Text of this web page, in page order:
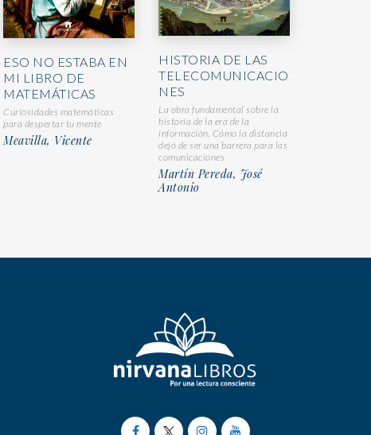
ESO NO ESTABA EN
MI LIBRO DE
MATEMÁTICAS
Curiosidades matemáticas
para despertar tu mente
Meavilla, Vicente
HISTORIA DE LAS
TELECOMUNICACIO
NES
La obra fundamental sobre la
historia de la era de la
información. Cómo la distancia
dejó de ser una barrera para las
comunicaciones
Martín Pereda, José
Antonio